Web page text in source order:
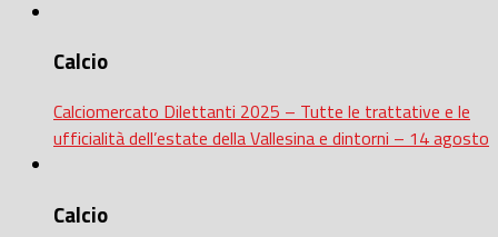
Calcio
Calciomercato Dilettanti 2025 – Tutte le trattative e le
ufficialità dell’estate della Vallesina e dintorni – 14 agosto
Calcio